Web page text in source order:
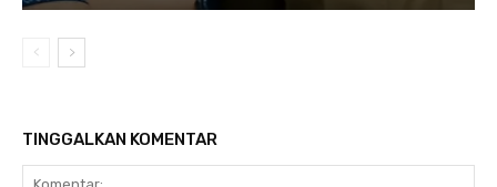
TINGGALKAN KOMENTAR